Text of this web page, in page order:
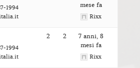
1994
mese fa
Rixx
1994
2 2
7 anni, 8
mesi fa
Rixx